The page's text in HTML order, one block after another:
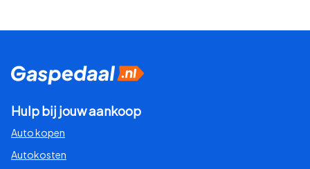
Modelvergelijkingen
Over Gaspedaal
Tech en opties
Hulp bij jouw aankoop
Auto kopen
Autokosten